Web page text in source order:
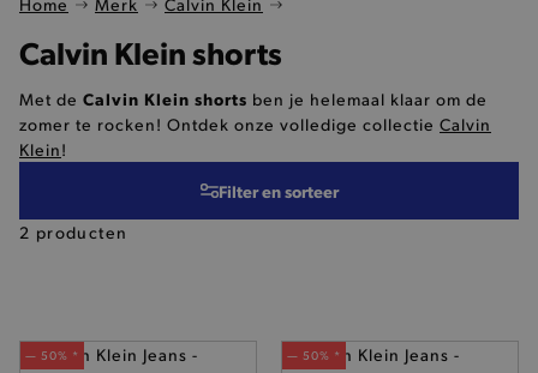
Home Merk Calvin Klein
Met de Calvin Klein shorts ben je helemaal klaar om de
zomer te rocken! Ontdek onze volledige collectie Calvin
Klein!
2 producten
Filter en sorteer
— 50% * — 50% *
Calvin Klein shorts